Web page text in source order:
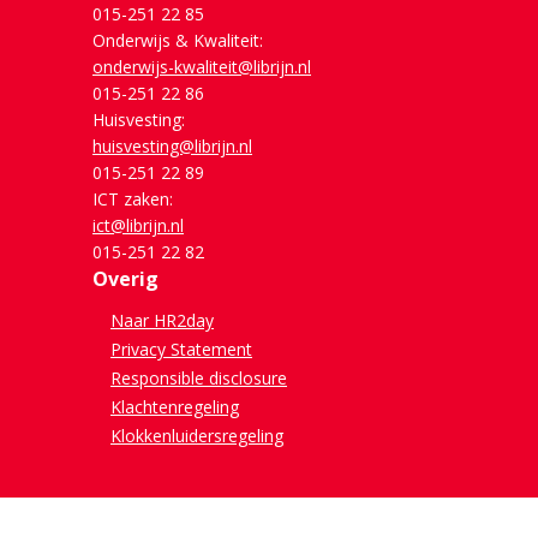
015-251 22 85
Onderwijs & Kwaliteit:
onderwijs-kwaliteit@librijn.nl
015-251 22 86
Huisvesting:
huisvesting@librijn.nl
015-251 22 89
ICT zaken:
ict@librijn.nl
015-251 22 82
Overig
Naar HR2day
Privacy Statement
Responsible disclosure
Klachtenregeling
Klokkenluidersregeling